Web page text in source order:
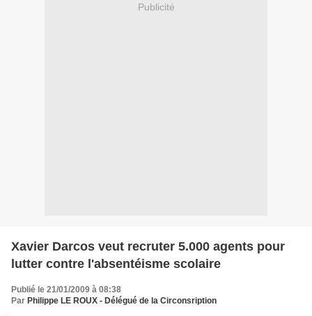
Publicité
Xavier Darcos veut recruter 5.000 agents pour
lutter contre l'absentéisme scolaire
Publié le 21/01/2009 à 08:38
Par Philippe LE ROUX - Délégué de la Circonsription